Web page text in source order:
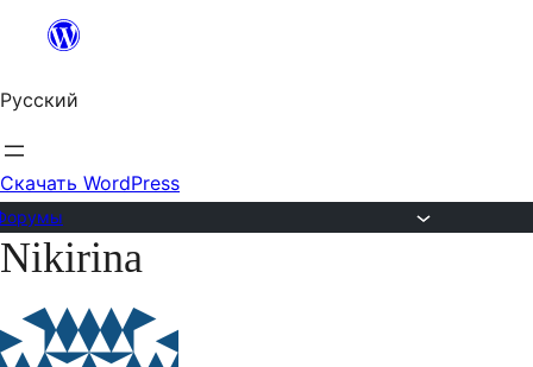
Перейти
содержимому
Русский
Скачать WordPress
Перейти
содержимому
Nikirina